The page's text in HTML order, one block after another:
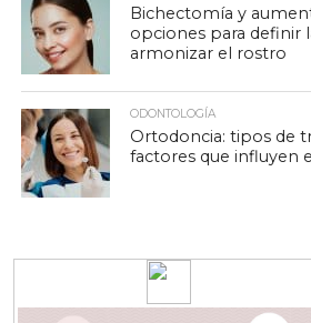
Bichectomía y
opciones para definir
armonizar el rostro
ODONTOLOGÍA
Ortodoncia: tipos de
factores que influyen